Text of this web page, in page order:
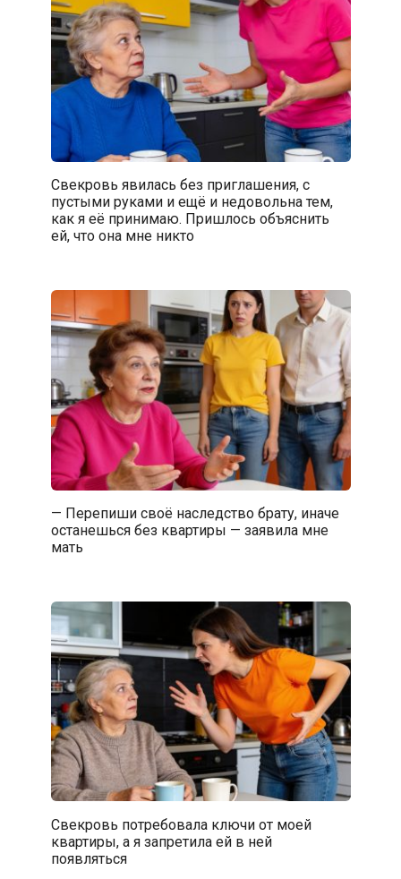
Свекровь явилась без приглашения, с
пустыми руками и ещё и недовольна тем,
как я её принимаю. Пришлось объяснить
ей, что она мне никто
— Перепиши своё наследство брату, иначе
останешься без квартиры — заявила мне
мать
Свекровь потребовала ключи от моей
квартиры, а я запретила ей в ней
появляться